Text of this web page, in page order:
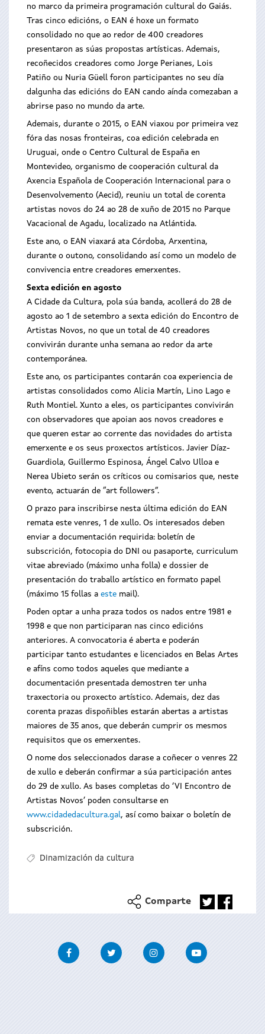
no marco da primeira programación cultural do Gaiás.
Tras cinco edicións, o EAN é hoxe un formato
consolidado no que ao redor de 400 creadores
presentaron as súas propostas artísticas. Ademais,
recoñecidos creadores como Jorge Perianes, Lois
Patiño ou Nuria Güell foron participantes no seu día
dalgunha das edicións do EAN cando aínda comezaban a
abrirse paso no mundo da arte.
Ademais, durante o 2015, o EAN viaxou por primeira vez
fóra das nosas fronteiras, coa edición celebrada en
Uruguai, onde o Centro Cultural de España en
Montevideo, organismo de cooperación cultural da
Axencia Española de Cooperación Internacional para o
Desenvolvemento (Aecid), reuniu un total de corenta
artistas novos do 24 ao 28 de xuño de 2015 no Parque
Vacacional de Agadu, localizado na Atlántida.
Este ano, o EAN viaxará ata Córdoba, Arxentina,
durante o outono, consolidando así como un modelo de
convivencia entre creadores emerxentes.
Sexta edición en agosto
A Cidade da Cultura, pola súa banda, acollerá do 28 de
agosto ao 1 de setembro a sexta edición do Encontro de
Artistas Novos, no que un total de 40 creadores
convivirán durante unha semana ao redor da arte
contemporánea.
Este ano, os participantes contarán coa experiencia de
artistas consolidados como Alicia Martín, Lino Lago e
Ruth Montiel. Xunto a eles, os participantes convivirán
con observadores que apoian aos novos creadores e
que queren estar ao corrente das novidades do artista
emerxente e os seus proxectos artísticos. Javier Díaz-
Guardiola, Guillermo Espinosa, Ángel Calvo Ulloa e
Nerea Ubieto serán os críticos ou comisarios que, neste
evento, actuarán de “art followers”.
O prazo para inscribirse nesta última edición do EAN
remata este venres, 1 de xullo. Os interesados deben
enviar a documentación requirida: boletín de
subscrición, fotocopia do DNI ou pasaporte, curriculum
vitae abreviado (máximo unha folla) e dossier de
presentación do traballo artístico en formato papel
(máximo 15 follas a este mail).
Poden optar a unha praza todos os nados entre 1981 e
1998 e que non participaran nas cinco edicións
anteriores. A convocatoria é aberta e poderán
participar tanto estudantes e licenciados en Belas Artes
e afíns como todos aqueles que mediante a
documentación presentada demostren ter unha
traxectoria ou proxecto artístico. Ademais, dez das
corenta prazas dispoñibles estarán abertas a artistas
maiores de 35 anos, que deberán cumprir os mesmos
requisitos que os emerxentes.
O nome dos seleccionados darase a coñecer o venres 22
de xullo e deberán confirmar a súa participación antes
do 29 de xullo. As bases completas do ‘VI Encontro de
Artistas Novos’ poden consultarse en
www.cidadedacultura.gal, así como baixar o boletín de
subscrición.
Dinamización da cultura
Comparte
FacebookTwitter InstagramYoutube